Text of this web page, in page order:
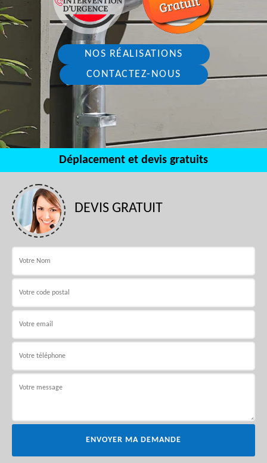
NOS RÉALISATIONS
CONTACTEZ-NOUS
Déplacement et devis gratuits
DEVIS GRATUIT